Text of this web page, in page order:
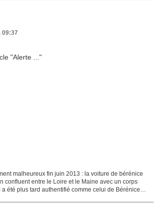
09:37
malheureux fin juin 2013 : la voiture de bérénice
confluent entre le Loire et le Maine avec un corps
été plus tard authentifié comme celui de Bérénice.